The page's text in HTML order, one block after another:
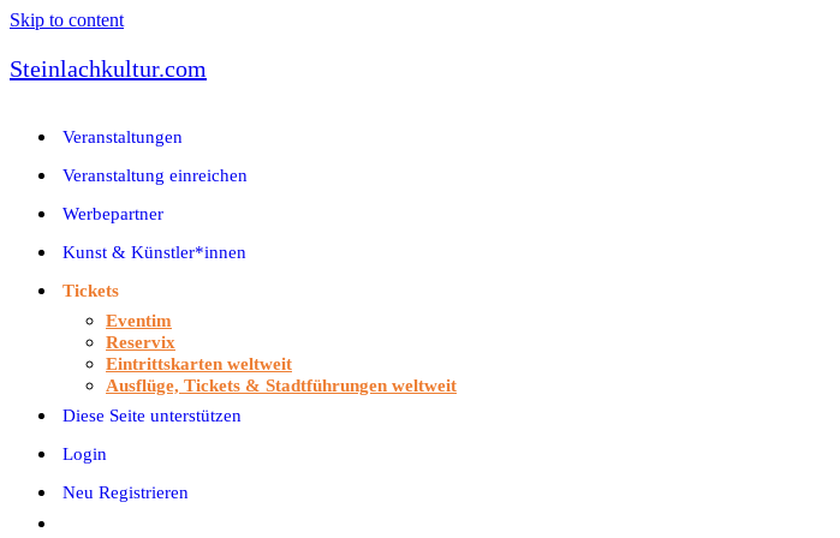
Skip to content
Steinlachkultur.com
Veranstaltungen
Veranstaltung einreichen
Werbepartner
Kunst & Künstler*innen
Tickets
Eventim
Reservix
Eintrittskarten weltweit
Ausflüge, Tickets & Stadtführungen weltweit
Diese Seite unterstützen
Login
Neu Registrieren